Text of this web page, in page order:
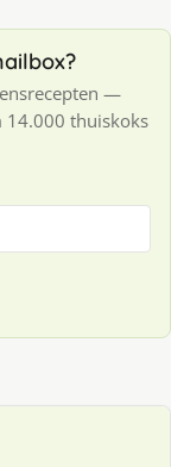
—
14.000 thuiskoks